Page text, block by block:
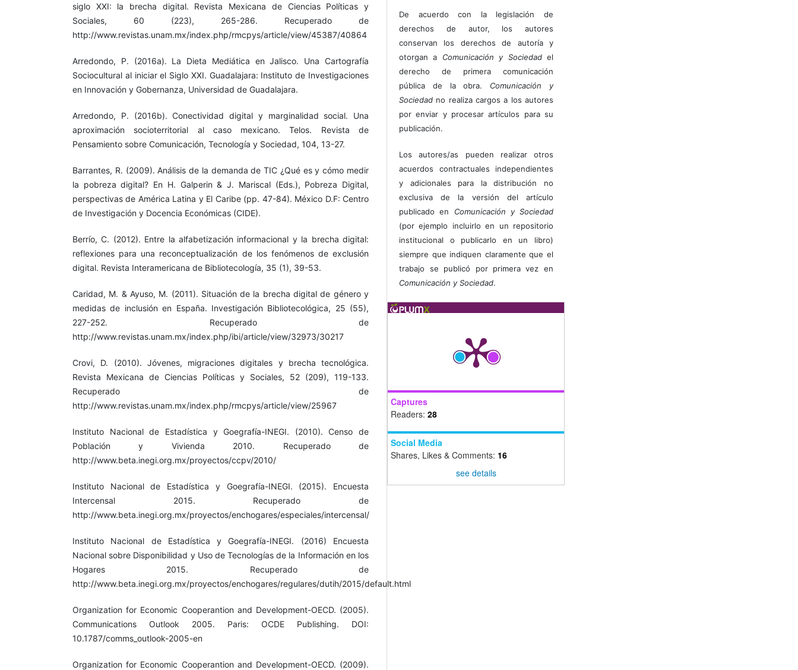
siglo XXI: la brecha digital. Revista Mexicana de Ciencias Políticas y
Sociales, 60 (223), 265-286. Recuperado de
http://www.revistas.unam.mx/index.php/rmcpys/article/view/45387/40864
Arredondo, P. (2016a). La Dieta Mediática en Jalisco. Una Cartografía
Sociocultural al iniciar el Siglo XXI. Guadalajara: Instituto de Investigaciones
en Innovación y Gobernanza, Universidad de Guadalajara.
Arredondo, P. (2016b). Conectividad digital y marginalidad social. Una
aproximación socioterritorial al caso mexicano. Telos. Revista de
Pensamiento sobre Comunicación, Tecnología y Sociedad, 104, 13-27.
Barrantes, R. (2009). Análisis de la demanda de TIC ¿Qué es y cómo medir
la pobreza digital? En H. Galperin & J. Mariscal (Eds.), Pobreza Digital,
perspectivas de América Latina y El Caribe (pp. 47-84). México D.F: Centro
de Investigación y Docencia Económicas (CIDE).
Berrío, C. (2012). Entre la alfabetización informacional y la brecha digital:
reflexiones para una reconceptualización de los fenómenos de exclusión
digital. Revista Interamericana de Bibliotecología, 35 (1), 39-53.
Caridad, M. & Ayuso, M. (2011). Situación de la brecha digital de género y
medidas de inclusión en España. Investigación Bibliotecológica, 25 (55),
227-252. Recuperado de
http://www.revistas.unam.mx/index.php/ibi/article/view/32973/30217
Crovi, D. (2010). Jóvenes, migraciones digitales y brecha tecnológica.
Revista Mexicana de Ciencias Políticas y Sociales, 52 (209), 119-133.
Recuperado de
http://www.revistas.unam.mx/index.php/rmcpys/article/view/25967
Instituto Nacional de Estadística y Goegrafía-INEGI. (2010). Censo de
Población y Vivienda 2010. Recuperado de
http://www.beta.inegi.org.mx/proyectos/ccpv/2010/
Instituto Nacional de Estadística y Goegrafía-INEGI. (2015). Encuesta
Intercensal 2015. Recuperado de
http://www.beta.inegi.org.mx/proyectos/enchogares/especiales/intercensal/
Instituto Nacional de Estadística y Goegrafía-INEGI. (2016) Encuesta
Nacional sobre Disponibilidad y Uso de Tecnologías de la Información en los
Hogares 2015. Recuperado de
http://www.beta.inegi.org.mx/proyectos/enchogares/regulares/dutih/2015/default.html
Organization for Economic Cooperantion and Development-OECD. (2005).
Communications Outlook 2005. Paris: OCDE Publishing. DOI:
10.1787/comms_outlook-2005-en
Organization for Economic Cooperantion and Development-OECD. (2009).
De acuerdo con la legislación de
derechos de autor, los autores
conservan los derechos de autoría y
otorgan a Comunicación y Sociedadel
derecho de primera comunicación
pública de la obra. Comunicación y
Sociedad no realiza cargos a los autores
por enviar y procesar artículos para su
publicación.
Los autores/as pueden realizar otros
acuerdos contractuales independientes
y adicionales para la distribución no
exclusiva de la versión del artículo
publicado en Comunicación y Sociedad
(por ejemplo incluirlo en un repositorio
institucional o publicarlo en un libro)
siempre que indiquen claramente que el
trabajo se publicó por primera vez en
Comunicación y Sociedad.
Captures
Readers: 28
Social Media
Shares, Likes & Comments: 16
see details